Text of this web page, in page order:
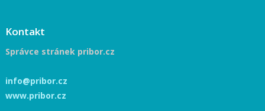
Kontakt
Správce stránek pribor.cz
info@pribor.cz
www.pribor.cz